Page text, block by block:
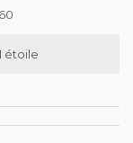
60
étoile